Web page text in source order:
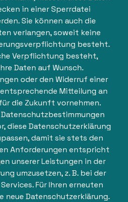
in einer Sperrdatei
Sie können auch die
verlangen, soweit keine
besteht.
Verpflichtung besteht,
Daten auf Wunsch.
oder den Widerruf einer
Mitteilung an
die Zukunft vornehmen.
diese Datenschutzerklärung
damit sie stets den
Anforderungen entspricht
unserer Leistungen in der
umzusetzen, z. B. bei der
Für Ihren erneuten
neue Datenschutzerklärung.